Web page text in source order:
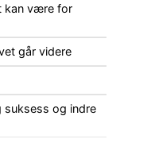
kan være for
går videre
suksess og indre